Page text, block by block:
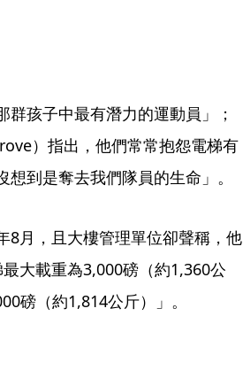
孩子中最有潛力的運動員」；
）指出，他們常常抱怨電梯有
到是奪去我們隊員的生命」。
8月，且大樓管理單位卻聲稱，他
大載重為3,000磅（約1,360公
磅（約1,814公斤）」。